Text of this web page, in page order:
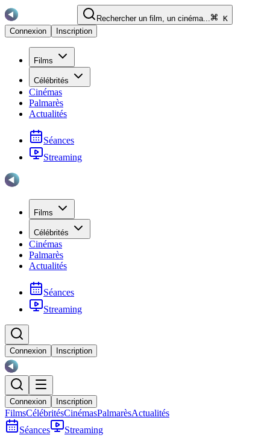
Rechercher un film, un cinéma...
K
Connexion
Inscription
Films
Célébrités
Cinémas
Palmarès
Actualités
Séances
Streaming
Films
Célébrités
Cinémas
Palmarès
Actualités
Séances
Streaming
Connexion Inscription
Connexion Inscription
FilmsCélébritésCinémasPalmarèsActualités
Séances
Streaming